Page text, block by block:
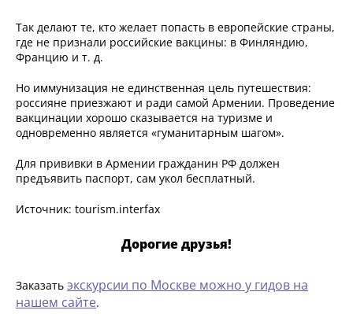
Так делают те, кто желает попасть в европейские страны,
где не признали российские вакцины: в Финляндию,
Францию и т. д.
Но иммунизация не единственная цель путешествия:
россияне приезжают и ради самой Армении. Проведение
вакцинации хорошо сказывается на туризме и
одновременно является «гуманитарным шагом».
Для прививки в Армении гражданин РФ должен
предъявить паспорт, сам укол бесплатный.
Источник: tourism.interfax
Дорогие друзья!
Заказать экскурсии по Москве можно у гидов на
нашем сайте.